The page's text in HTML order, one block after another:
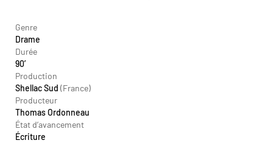
Genre
Drame
Durée
90’
Production
Shellac Sud (France)
Producteur
Thomas Ordonneau
État d’avancement
Écriture